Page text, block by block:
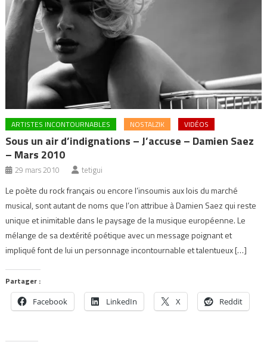
ARTISTES INCONTOURNABLES NOSTALZIK VIDÉOS
Sous un air d’indignations – J’accuse – Damien Saez
– Mars 2010
29 mars 2010 tetigui
Le poète du rock français ou encore l’insoumis aux lois du marché
musical, sont autant de noms que l’on attribue à Damien Saez qui reste
unique et inimitable dans le paysage de la musique européenne. Le
mélange de sa dextérité poétique avec un message poignant et
impliqué font de lui un personnage incontournable et talentueux […]
Partager :
Facebook LinkedIn X Reddit